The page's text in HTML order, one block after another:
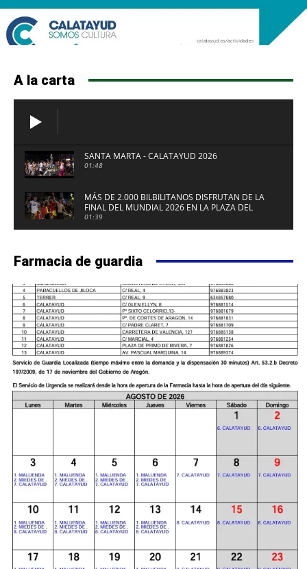
A la carta
SANTA MARTA - CALATAYUD 2026
01:48
MÁS DE 2.000 BILBILITANOS DISFRUTAN DE LA
FINAL DEL MUNDIAL 2026 EN LA PLAZA DEL
FUERTE DE CALATAYUD
01:39
Farmacia de guardia